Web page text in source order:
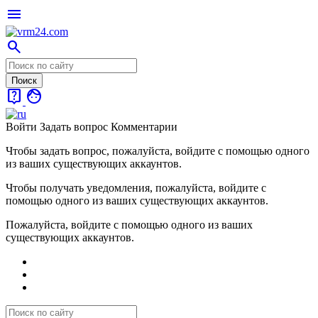
menu
search
live_help face
Войти Задать вопрос Комментарии
Чтобы задать вопрос, пожалуйста, войдите с помощью одного
из ваших существующих аккаунтов.
Чтобы получать уведомления, пожалуйста, войдите с
помощью одного из ваших существующих аккаунтов.
Пожалуйста, войдите с помощью одного из ваших
существующих аккаунтов.